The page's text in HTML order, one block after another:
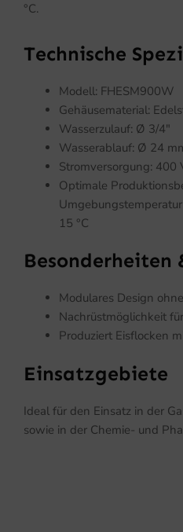
°C.
Technische
Modell: FHESM900W
Gehäusematerial:
Wasserzulauf: Ø 3/4″
Wasserablauf: Ø 24
Stromversorgung: 400
Optimale
15 °C
Besonderheiten
Modulares Design
Nachrüstmöglichkeit
Produziert Eisflocken
Einsatzgebiete
Ideal für den Einsatz in der
sowie in der Chemie- und